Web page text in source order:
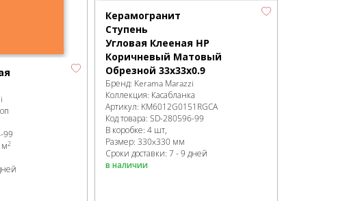
-99
м2
Керамогранит
Ступень
Угловая Клееная HP
Коричневый Матовый
Обрезной 33x33x0.9
Бренд: Kerama Marazzi
Коллекция: Касабланка
Артикул: KM6012G0151RGCA
Код товара: SD-280596-99
В коробке: 4 шт,
Размер: 330x330 мм
Сроки доставки: 7 - 9 дней
в наличии